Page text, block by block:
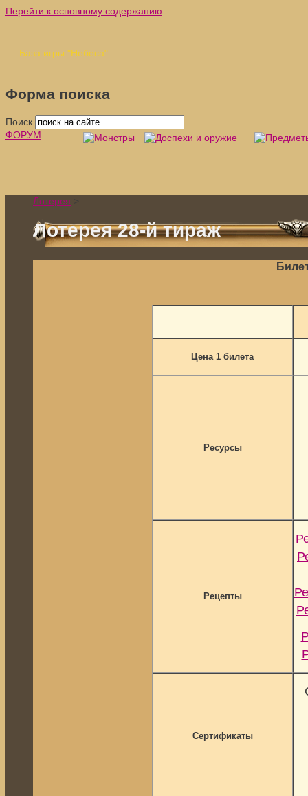
Перейти к основному содержанию
База игры "Небеса"
Форма поиска
Поиск
ФОРУМ
Лотерея >
Лотерея 28-й тираж
Цена 1 билета
Ресурсы
Рецепты
Сертификаты